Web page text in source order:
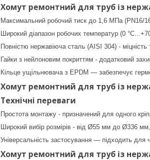
Хомут ремонтний для труб із
Максимальний робочий тиск до 1,6 МПа (PN16/
Широкий діапазон робочих температур (0
Повністю нержавіюча сталь (AISI 304) - міцність
Гайки з нейлоновим покриттям - додатковий
Кільце ущільнювача з EPDM — забезпечує
Хомут ремонтний для труб із
Технічні переваги
Простота монтажу - призначений для одного
Широкий вибір розмірів - від Ø55 мм до Ø336
Універсальність застосування — підходить для
Хомут ремонтний для труб із